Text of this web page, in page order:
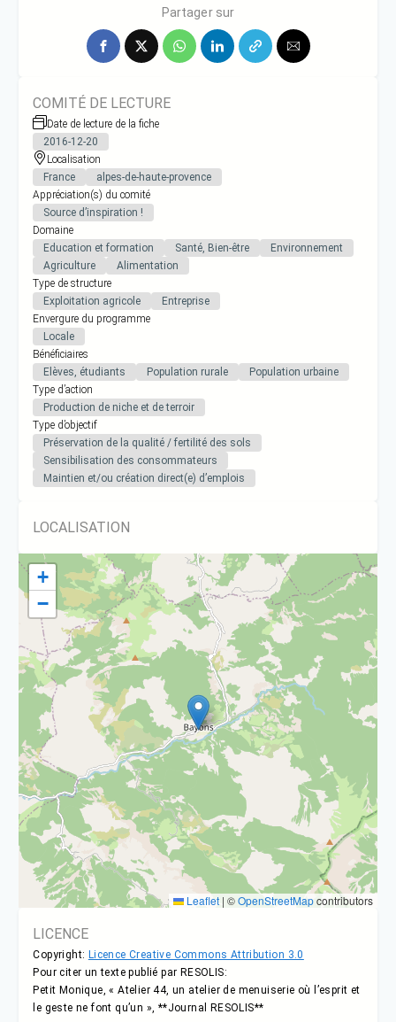
Partager sur
COMITÉ DE LECTURE
Date de lecture de la fiche
2016-12-20
Localisation
France
alpes-de-haute-provence
Appréciation(s) du comité
Source d’inspiration !
Domaine
Education et formation
Santé, Bien-être
Environnement
Agriculture
Alimentation
Type de structure
Exploitation agricole
Entreprise
Envergure du programme
Locale
Bénéficiaires
Elèves, étudiants
Population rurale
Population urbaine
Type d’action
Production de niche et de terroir
Type d’objectif
Préservation de la qualité / fertilité des sols
Sensibilisation des consommateurs
Maintien et/ou création direct(e) d’emplois
LOCALISATION
+
−
Leaflet | ©OpenStreetMapcontributors
LICENCE
Copyright: Licence Creative Commons Attribution 3.0
Pour citer un texte publié par RESOLIS:
Petit Monique, « Atelier 44, un atelier de menuiserie où l’esprit et
le geste ne font qu’un », **Journal RESOLIS**